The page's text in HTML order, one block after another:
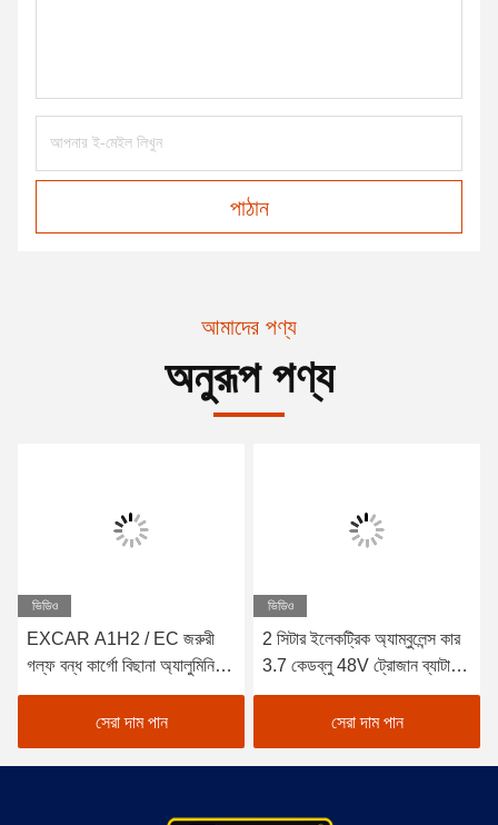
পাঠান
আমাদের পণ্য
অনুরূপ পণ্য
ভিডিও
EXCAR A1H2 / EC জরুরী
গল্ফ বন্ধ কার্গো বিছানা অ্যালুমিনিয়াম
চ্যাসিস সঙ্গে গেট
সেরা দাম পান
ভিডিও
2 সিটার ইলেকট্রিক অ্যাম্বুলেন্স কার
3.7 কেডব্লু 48V ট্রোজান ব্যাটারি
কার্বো বাক্স দিয়ে
সেরা দাম পান